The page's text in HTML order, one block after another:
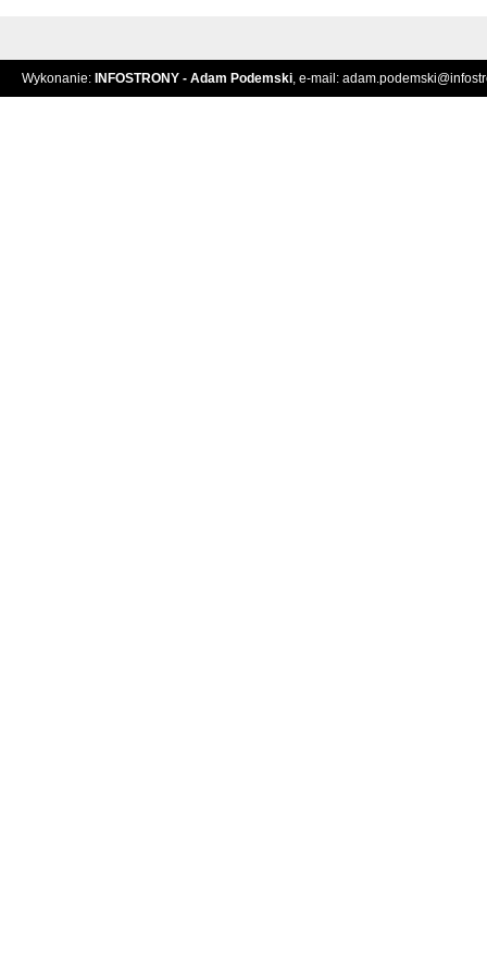
Wykonanie: INFOSTRONY - Adam Podemski, e-mail: